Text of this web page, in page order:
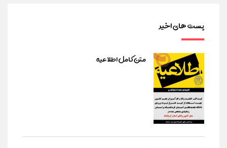
پست های اخیر
متن کامل اطلاعیه